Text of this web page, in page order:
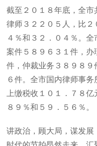
截至２０１８年底，全
律师３２２０５人，比２
４％和３２．０４％。
案件５８９６３１件，办
件，仲裁业务３８９８９
６件。全市国内律师事
上缴税收１０１．７８
８９％和５９．５６％。
讲政治，顾大局，谋发